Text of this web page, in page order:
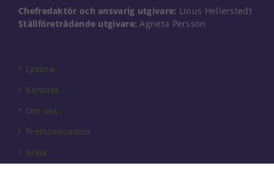
Chefredaktör och ansvarig utgivare: Linus Hellerstedt
Ställföreträdande utgivare: Agneta Persson
Lyssna
Kontakt
Om oss
Prenumeration
Arkiv